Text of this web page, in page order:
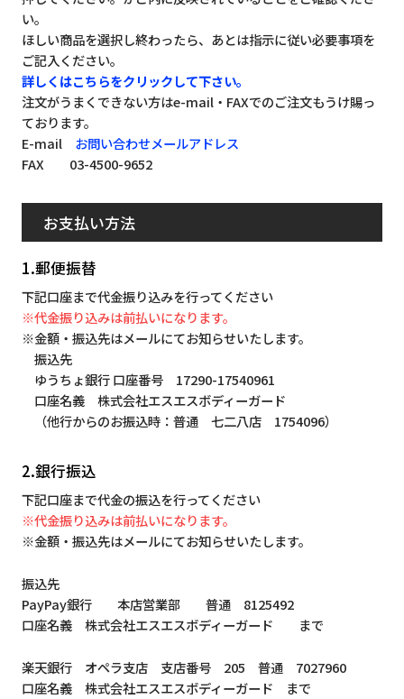
い。
ほしい商品を選択し終わったら、あとは指示に従い必要事項を
ご記入ください。
詳しくはこちらをクリックして下さい。
注文がうまくできない方はe-mail・FAXでのご注文もうけ賜っ
ております。
E-mail お問い合わせメールアドレス
FAX 03-4500-9652
お支払い方法
1.郵便振替
下記口座まで代金振り込みを行ってください
※代金振り込みは前払いになります。
※金額・振込先はメールにてお知らせいたします。
振込先
ゆうちょ銀行 口座番号 17290-17540961
口座名義 株式会社エスエスボディーガード
（他行からのお振込時：普通 七二八店 1754096）
2.銀行振込
下記口座まで代金の振込を行ってください
※代金振り込みは前払いになります。
※金額・振込先はメールにてお知らせいたします。
振込先
PayPay銀行 本店営業部 普通 8125492
口座名義 株式会社エスエスボディーガード まで
楽天銀行 オペラ支店 支店番号 205 普通 7027960
口座名義 株式会社エスエスボディーガード まで